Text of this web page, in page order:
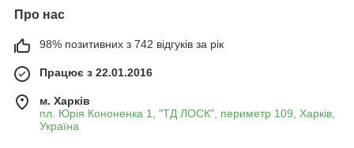
Про нас
98% позитивних з 742 відгуків за рік
Працює з 22.01.2016
м. Харків
пл. Юрія Кононенка 1, "ТД ЛОСК", периметр 109, Харків,
Україна